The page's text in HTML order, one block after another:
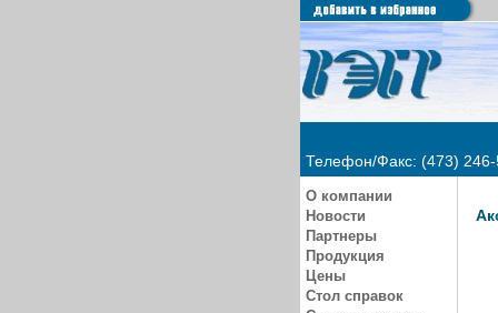
Телефон/Факс: (473)
О компании
Новости
Партнеры
Продукция
Цены
Стол справок